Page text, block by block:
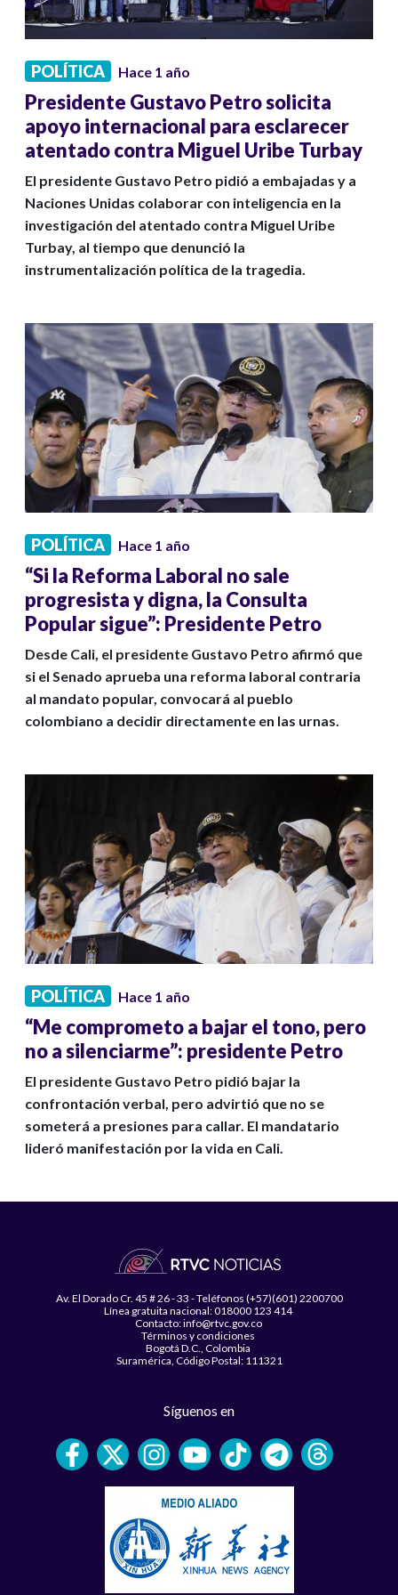
POLÍTICA Hace 1 año
Presidente Gustavo Petro solicita
apoyo internacional para esclarecer
atentado contra Miguel Uribe Turbay
El presidente Gustavo Petro pidió a embajadas y a
Naciones Unidas colaborar con inteligencia en la
investigación del atentado contra Miguel Uribe
Turbay, al tiempo que denunció la
instrumentalización política de la tragedia.
POLÍTICA Hace 1 año
“Si la Reforma Laboral no sale
progresista y digna, la Consulta
Popular sigue”: Presidente Petro
Desde Cali, el presidente Gustavo Petro afirmó que
si el Senado aprueba una reforma laboral contraria
al mandato popular, convocará al pueblo
colombiano a decidir directamente en las urnas.
POLÍTICA Hace 1 año
“Me comprometo a bajar el tono, pero
no a silenciarme”: presidente Petro
El presidente Gustavo Petro pidió bajar la
confrontación verbal, pero advirtió que no se
someterá a presiones para callar. El mandatario
lideró manifestación por la vida en Cali.
Av. El Dorado Cr. 45 # 26 - 33 - Teléfonos (+57)(601) 2200700
Línea gratuita nacional: 018000 123 414
Contacto: info@rtvc.gov.co
Términos y condiciones
Bogotá D.C., Colombia
Suramérica, Código Postal: 111321
Síguenos en